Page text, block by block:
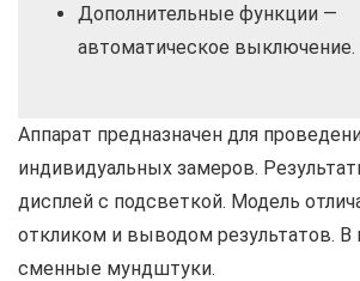
Дополнительные функции —
автоматическое выключение.
Аппарат предназначен для
индивидуальных замеров.
дисплей с подсветкой. Модель
откликом и выводом результатов. В
сменные мундштуки.